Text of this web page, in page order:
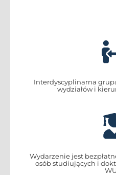
Interdyscyplinarna
wydziałów i
Wydarzenie jest
osób studiujących i